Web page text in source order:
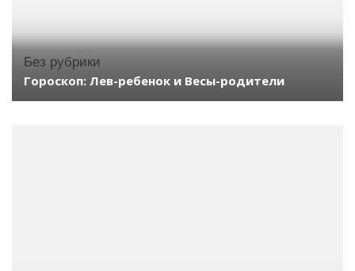
Без рубрики
Гороскоп: Лев-ребенок и Весы-родители